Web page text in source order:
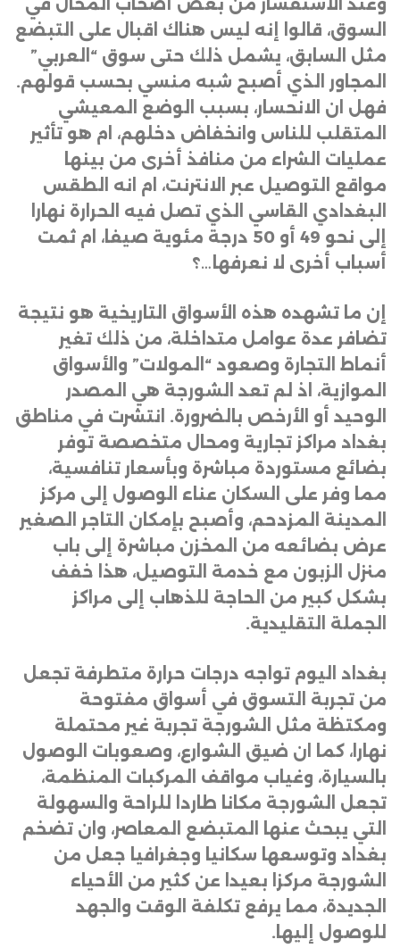
وعند الاستفسار من بعض أصحاب المحال في
السوق، قالوا إنه ليس هناك اقبال على التبضع
مثل السابق، يشمل ذلك حتى سوق “العربي”
المجاور الذي أصبح شبه منسي بحسب قولهم.
فهل ان الانحسار، بسبب الوضع المعيشي
المتقلب للناس وانخفاض دخلهم، ام هو تأثير
عمليات الشراء من منافذ أخرى من بينها
مواقع التوصيل عبر الانترنت، ام انه الطقس
البغدادي القاسي الذي تصل فيه الحرارة نهارا
إلى نحو 49 أو 50 درجة مئوية صيفا، ام ثمت
أسباب أخرى لا نعرفها…؟
إن ما تشهده هذه الأسواق التاريخية هو نتيجة
تضافر عدة عوامل متداخلة، من ذلك تغير
أنماط التجارة وصعود “المولات” والأسواق
الموازية، اذ لم تعد الشورجة هي المصدر
الوحيد أو الأرخص بالضرورة. انتشرت في مناطق
بغداد مراكز تجارية ومحال متخصصة توفر
بضائع مستوردة مباشرة وبأسعار تنافسية،
مما وفر على السكان عناء الوصول إلى مركز
المدينة المزدحم، وأصبح بإمكان التاجر الصغير
عرض بضائعه من المخزن مباشرة إلى باب
منزل الزبون مع خدمة التوصيل، هذا خفف
بشكل كبير من الحاجة للذهاب إلى مراكز
الجملة التقليدية.
بغداد اليوم تواجه درجات حرارة متطرفة تجعل
من تجربة التسوق في أسواق مفتوحة
ومكتظة مثل الشورجة تجربة غير محتملة
نهارا، كما ان ضيق الشوارع، وصعوبات الوصول
بالسيارة، وغياب مواقف المركبات المنظمة،
تجعل الشورجة مكانا طاردا للراحة والسهولة
التي يبحث عنها المتبضع المعاصر، وان تضخم
بغداد وتوسعها سكانيا وجغرافيا جعل من
الشورجة مركزا بعيدا عن كثير من الأحياء
الجديدة، مما يرفع تكلفة الوقت والجهد
للوصول إليها .